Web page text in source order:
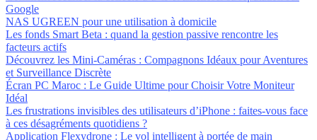
Google
NAS UGREEN pour une utilisation à domicile
Les fonds Smart Beta : quand la gestion passive rencontre les
facteurs actifs
Découvrez les Mini-Caméras : Compagnons Idéaux pour Aventures
et Surveillance Discrète
Écran PC Maroc : Le Guide Ultime pour Choisir Votre Moniteur
Idéal
Les frustrations invisibles des utilisateurs d’iPhone : faites-vous face
à ces désagréments quotidiens ?
Application Flexydrone : Le vol intelligent à portée de main